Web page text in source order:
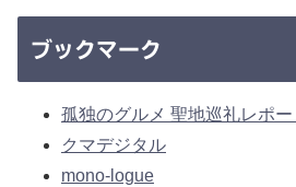
ブックマーク
孤独のグルメ 聖地巡礼レポ
クマデジタル
mono-logue